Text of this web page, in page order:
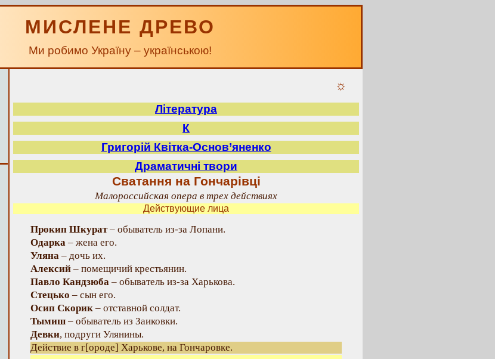
МИСЛЕНЕ ДРЕВО
Ми робимо Україну – українською!
☼
Література
К
Григорій Квітка-Основ’яненко
Драматичні твори
Сватання на Гончарівці
Малороссийская опера в трех действиях
Действующие лица
Прокип Шкурат– обыватель из-за Лопани.
Одарка – жена его.
Уляна – дочь их.
Алексий – помещичий крестьянин.
Павло Кандзюба – обыватель из-за Харькова.
Стецько – сын его.
Осип Скорик – отставной солдат.
Тымиш – обыватель из Заиковки.
Девки, подруги Улянины.
Действие в г[ороде] Харькове, на Гончаровке.